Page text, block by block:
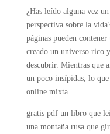
¿Has leído alguna vez
perspectiva sobre la
páginas pueden
creado un universo rico
descubrir. Mientras que
un poco insípidas, lo
online mixta.
gratis pdf un libro que
una montaña rusa que